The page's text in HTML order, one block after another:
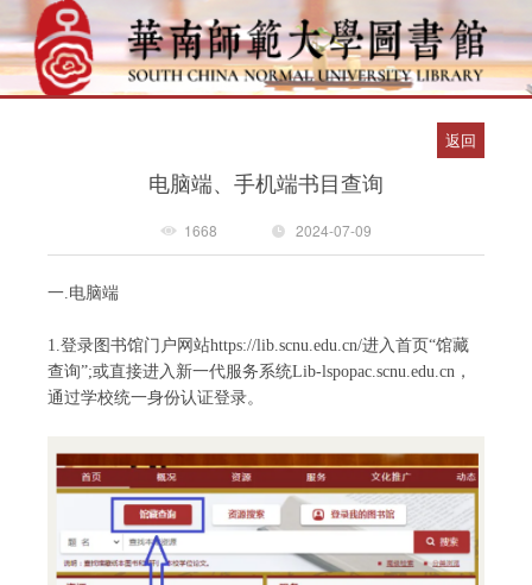
电脑端、手机端书目查询
1668 2024-07-09
返回
一.电脑端
1.登录图书馆门户网站https://lib.scnu.edu.cn/进入首页“馆藏
查询”;或直接进入新一代服务系统Lib-lspopac.scnu.edu.cn，
通过学校统一身份认证登录。